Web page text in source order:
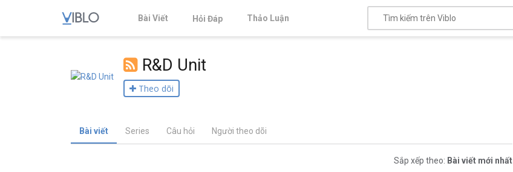
Bài Viết Hỏi Đáp Thảo Luận
R&D Unit
Theo dõi
Bài viết Series Câu hỏi Người theo dõi
Sắp xếp theo: Bài viết mới nhất